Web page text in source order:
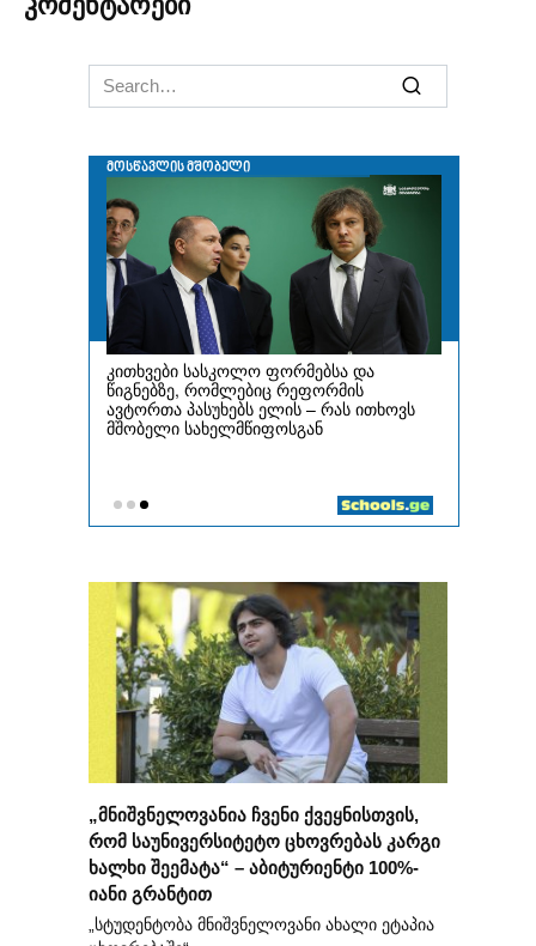
Search
for:
„მნიშვნელოვანია ჩვენი ქვეყნისთვის,
რომ საუნივერსიტეტო ცხოვრებას კარგი
ხალხი შეემატა“ – აბიტურიენტი 100%-
იანი გრანტით
„სტუდენტობა მნიშვნელოვანი ახალი ეტაპია